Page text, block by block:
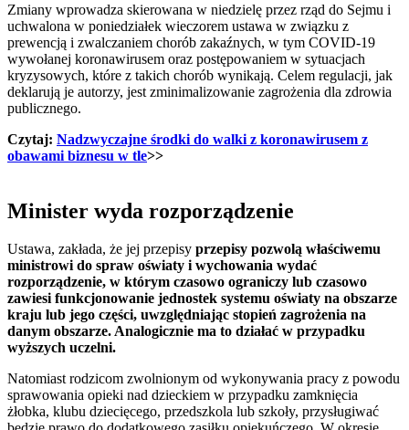
Zmiany wprowadza skierowana w niedzielę przez rząd do Sejmu i
uchwalona w poniedziałek wieczorem ustawa w związku z
prewencją i zwalczaniem chorób zakaźnych, w tym COVID-19
wywołanej koronawirusem oraz postępowaniem w sytuacjach
kryzysowych, które z takich chorób wynikają. Celem regulacji, jak
deklarują je autorzy, jest zminimalizowanie zagrożenia dla zdrowia
publicznego.
Czytaj: Nadzwyczajne środki do walki z koronawirusem z
obawami biznesu w tle>>
Minister wyda rozporządzenie
Ustawa, zakłada, że jej przepisy przepisy pozwolą właściwemu
ministrowi do spraw oświaty i wychowania wydać
rozporządzenie, w którym czasowo ograniczy lub czasowo
zawiesi funkcjonowanie jednostek systemu oświaty na obszarze
kraju lub jego części, uwzględniając stopień zagrożenia na
danym obszarze. Analogicznie ma to działać w przypadku
wyższych uczelni.
Natomiast rodzicom zwolnionym od wykonywania pracy z powodu
sprawowania opieki nad dzieckiem w przypadku zamknięcia
żłobka, klubu dziecięcego, przedszkola lub szkoły, przysługiwać